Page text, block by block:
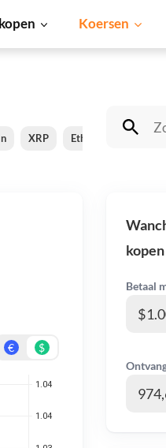
Koersen
XRP Ethereum
€ $
kopen
Betaal